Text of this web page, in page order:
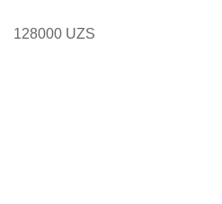
128000 UZS